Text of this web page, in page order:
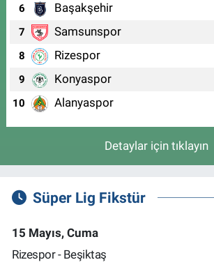
6 Başakşehir
7 Samsunspor
8 Rizespor
9 Konyaspor
10 Alanyaspor
Detaylar için tıklayın
Süper Lig Fikstür
15 Mayıs, Cuma
Rizespor - Beşiktaş